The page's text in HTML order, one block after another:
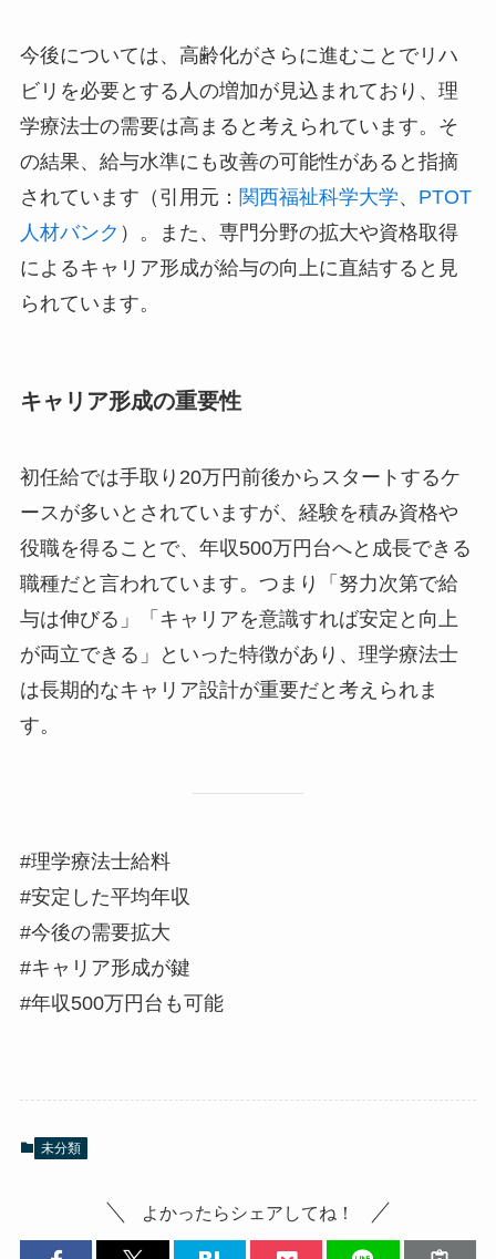
今後については、高齢化がさらに進むことでリハ
ビリを必要とする人の増加が見込まれており、理
学療法士の需要は高まると考えられています。そ
の結果、給与水準にも改善の可能性があると指摘
されています（引用元： 関西福祉科学大学、 PTOT
人材バンク ）。また、専門分野の拡大や資格取得
によるキャリア形成が給与の向上に直結すると見
られています。
キャリア形成の重要性
初任給では手取り20万円前後からスタートするケ
ースが多いとされていますが、経験を積み資格や
役職を得ることで、年収500万円台へと成長できる
職種だと言われています。つまり「努力次第で給
与は伸びる」「キャリアを意識すれば安定と向上
が両立できる」といった特徴があり、理学療法士
は長期的なキャリア設計が重要だと考えられま
す。
#理学療法士給料
#安定した平均年収
#今後の需要拡大
#キャリア形成が鍵
#年収500万円台も可能
未分類
よかったらシェアしてね！